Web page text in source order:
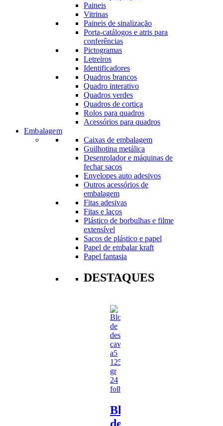
Paineis
Vitrinas
Paineis de sinalização
Porta-catálogos e atris para
conferências
Pictogramas
Letreiros
Identificadores
Quadros brancos
Quadro interativo
Quadros verdes
Quadros de cortiça
Rolos para quadros
Acessórios para quadros
Embalagem
Caixas de embalagem
Guilhotina metálica
Desenrolador e máquinas de
fechar sacos
Envelopes auto adesivos
Outros acessórios de
embalagem
Fitas adesivas
Fitas e laços
Plástico de borbulhas e filme
extensível
Sacos de plástico e papel
Papel de embalar kraft
Papel fantasia
DESTAQUES
Bloco
de